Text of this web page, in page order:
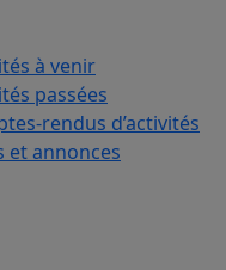
à venir
passées
rendus d’activités
et annonces